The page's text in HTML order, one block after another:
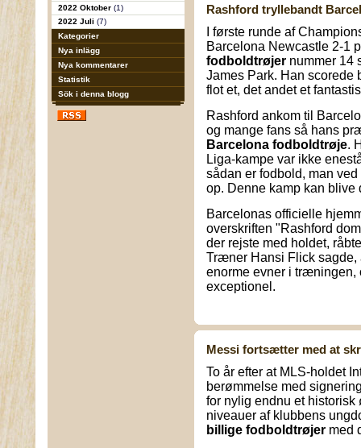
2022 Oktober (1)
2022 Juli (7)
Kategorier
Nya inlägg
Nya kommentarer
Statistik
Sök i denna blogg
Rashford tryllebandt
I første runde af
Barcelona Newcastle 2-1
fodboldtrøjer nummer 14
James Park. Han scorede
flot et, det andet et
Rashford ankom til
og mange fans så hans
Barcelona fodboldtrøje.
Liga-kampe var ikke
sådan er fodbold, man
op. Denne kamp kan blive
Barcelonas officielle
overskriften "Rashford
der rejste med holdet,
Træner Hansi Flick sagde,
enorme evner i træningen,
exceptionel.
Messi fortsætter med at
To år efter at MLS-holdet
berømmelse med
for nylig endnu et
niveauer af klubbens
billige fodboldtrøjer med